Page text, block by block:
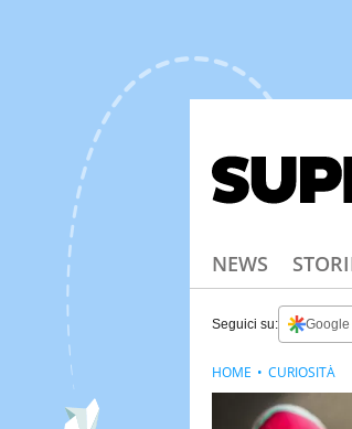
NEWS
Seguici su:
HOME CURIOSITÀ